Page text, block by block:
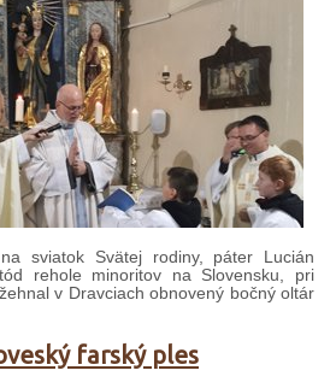
sviatok Svätej rodiny, páter Lucián
rehole minoritov na Slovensku, pri
v Dravciach obnovený bočný oltár
farský ples